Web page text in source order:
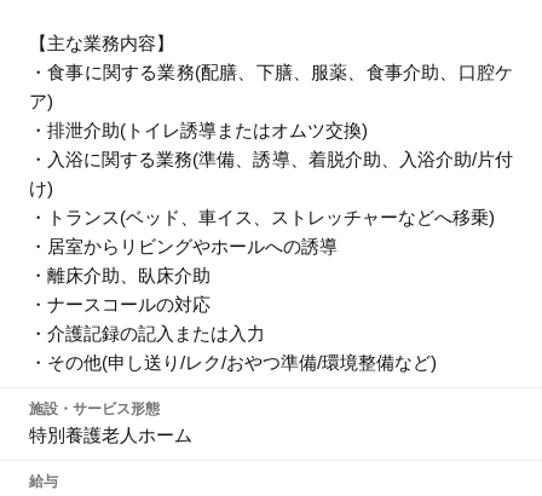
【主な業務内容】
・食事に関する業務(配膳、下膳、服薬、食事介助、口腔ケ
ア)
・排泄介助(トイレ誘導またはオムツ交換)
・入浴に関する業務(準備、誘導、着脱介助、入浴介助/片付
け)
・トランス(ベッド、車イス、ストレッチャーなどへ移乗)
・居室からリビングやホールへの誘導
・離床介助、臥床介助
・ナースコールの対応
・介護記録の記入または入力
・その他(申し送り/レク/おやつ準備/環境整備など)
施設・サービス形態
特別養護老人ホーム
給与